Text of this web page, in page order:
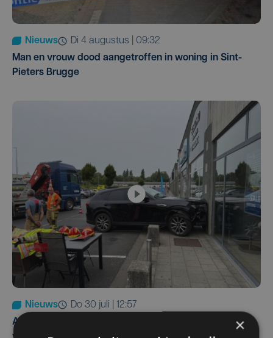
Nieuws
di 4 augustus | 09:32
Man en vrouw dood aangetroffen in woning in Sint-
Pieters Brugge
Nieuws
do 30 juli | 12:57
Autobestuurster rijdt na foutief manoeuvre tegen
×